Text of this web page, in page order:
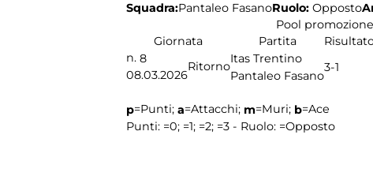
Squadra:Pantaleo FasanoRuolo: Opposto
Pool promozione
Giornata
Partita
n. 8
08.03.2026
Ritorno
Itas Trentino
Pantaleo Fasano
3-1
p=Punti; a=Attacchi; m=Muri; b=Ace
Punti: =0; =1; =2; =3 - Ruolo: =Opposto